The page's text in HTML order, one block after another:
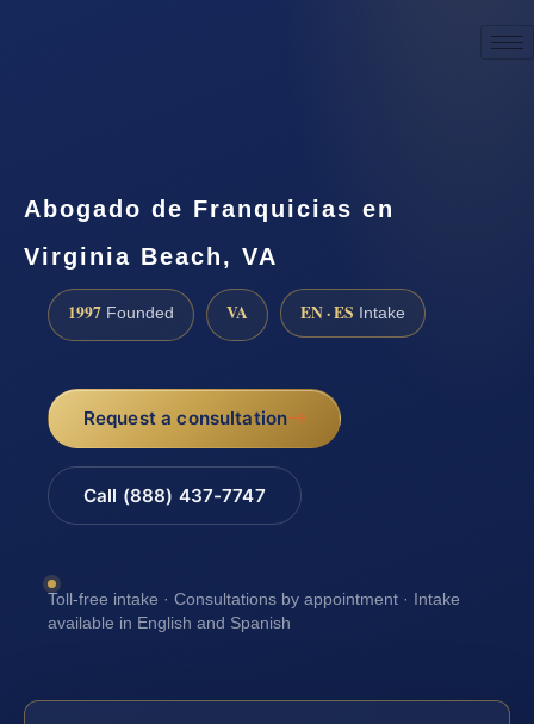
Abogado de Franquicias en
Virginia Beach, VA
1997 Founded VA EN · ES Intake
Request a consultation
Call (888) 437-7747
Toll-free intake · Consultations by appointment · Intake
available in English and Spanish